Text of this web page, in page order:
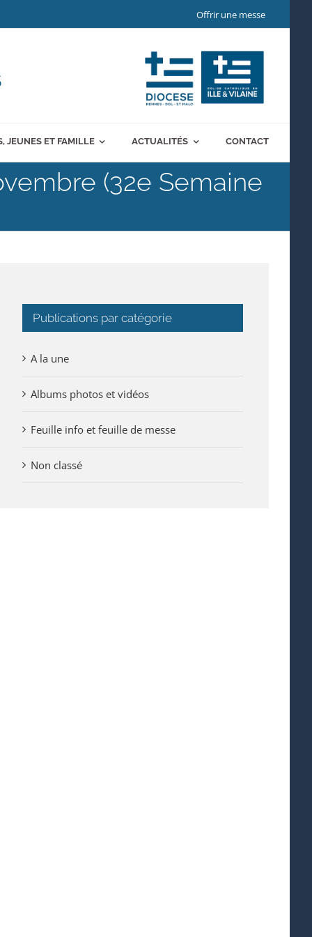
Offrir une messe
JEUNES ET FAMILLE ACTUALITÉS CONTACT
(32e Semaine
Publications par catégorie
A la une
Albums photos et vidéos
Feuille info et feuille de messe
Non classé